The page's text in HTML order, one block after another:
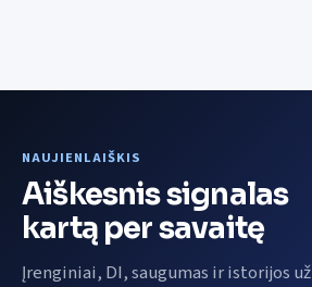
NAUJIENLAIŠKIS
Aiškesnis signalas
kartą per savaitę
Įrenginiai, DI, saugumas ir istorijos už